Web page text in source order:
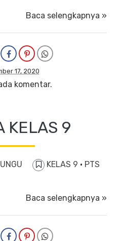
Baca selengkapnya »
17, 2020
komentar.
KELAS 9
KELAS 9 · PTS
Baca selengkapnya »